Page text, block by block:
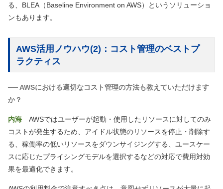
る、BLEA（Baseline Environment on AWS）というソリューショ
ンもあります。
AWS活用ノウハウ(2)：コスト管理のベストプ
ラクティス
── AWSにおける適切なコスト管理の方法も教えていただけます
か？
内海 AWSではユーザーが起動・使用したリソースに対してのみ
コストが発生するため、アイドル状態のリソースを停止・削除す
る、稼働率の低いリソースをダウンサイジングする、ユースケー
スに応じたプライシングモデルを選択するなどの対応で費用対効
果を最適化できます。